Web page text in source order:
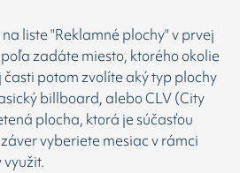
liste "Reklamné plochy" v prvej
zadáte miesto, ktorého okolie
potom zvolíte aký typ plochy
billboard, alebo CLV (City
plocha, ktorá je súčasťou
vyberiete mesiac v rámci